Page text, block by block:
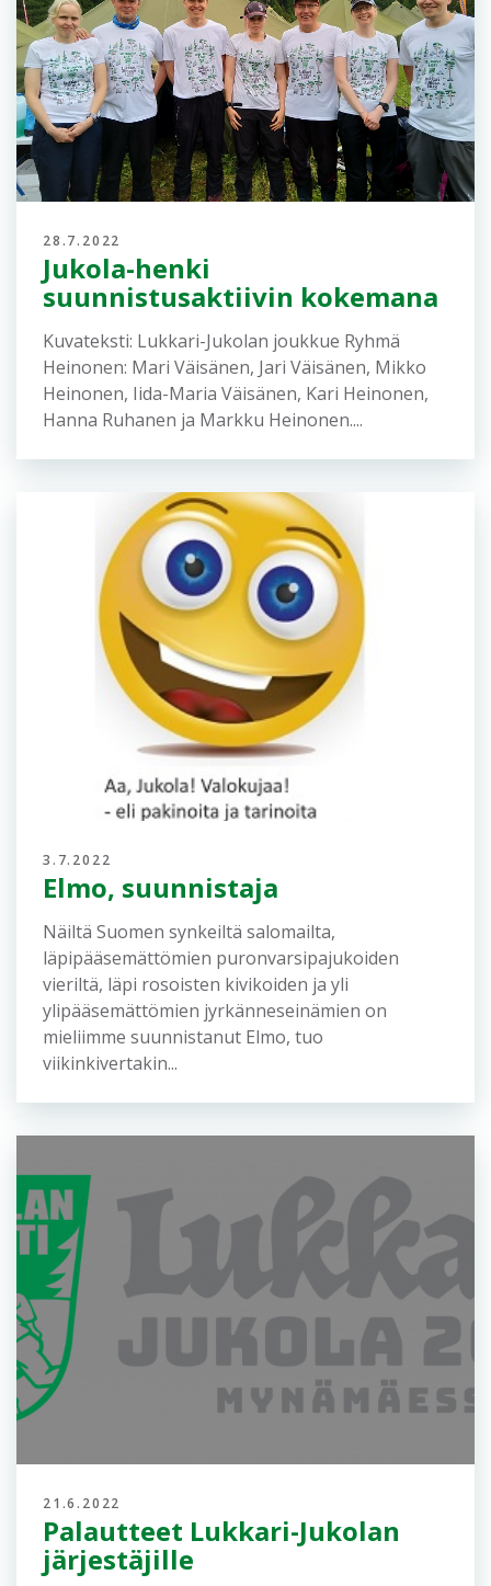
28.7.2022
Jukola-henki
suunnistusaktiivin kokemana
Kuvateksti: Lukkari-Jukolan joukkue Ryhmä
Heinonen: Mari Väisänen, Jari Väisänen, Mikko
Heinonen, Iida-Maria Väisänen, Kari Heinonen,
Hanna Ruhanen ja Markku Heinonen....
3.7.2022
Elmo, suunnistaja
Näiltä Suomen synkeiltä salomailta,
läpipääsemättömien puronvarsipajukoiden
vieriltä, läpi rosoisten kivikoiden ja yli
ylipääsemättömien jyrkänneseinämien on
mieliimme suunnistanut Elmo, tuo
viikinkivertakin...
21.6.2022
Palautteet Lukkari-Jukolan
järjestäjille